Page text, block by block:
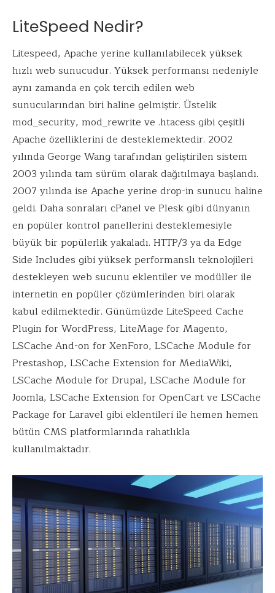
LiteSpeed Nedir?
Litespeed, Apache yerine kullanılabilecek yüksek
hızlı web sunucudur. Yüksek performansı nedeniyle
aynı zamanda en çok tercih edilen web
sunucularından biri haline gelmiştir. Üstelik
mod_security, mod_rewrite ve .htacess gibi çeşitli
Apache özelliklerini de desteklemektedir. 2002
yılında George Wang tarafından geliştirilen sistem
2003 yılında tam sürüm olarak dağıtılmaya başlandı.
2007 yılında ise Apache yerine drop-in sunucu haline
geldi. Daha sonraları cPanel ve Plesk gibi dünyanın
en popüler kontrol panellerini desteklemesiyle
büyük bir popülerlik yakaladı. HTTP/3 ya da Edge
Side Includes gibi yüksek performanslı teknolojileri
destekleyen web sucunu eklentiler ve modüller ile
internetin en popüler çözümlerinden biri olarak
kabul edilmektedir. Günümüzde LiteSpeed Cache
Plugin for WordPress, LiteMage for Magento,
LSCache And-on for XenForo, LSCache Module for
Prestashop, LSCache Extension for MediaWiki,
LSCache Module for Drupal, LSCache Module for
Joomla, LSCache Extension for OpenCart ve LSCache
Package for Laravel gibi eklentileri ile hemen hemen
bütün CMS platformlarında rahatlıkla
kullanılmaktadır.